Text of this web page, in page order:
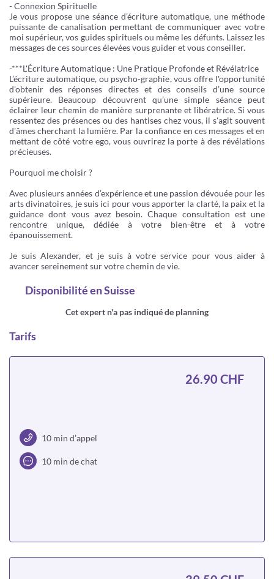
- Connexion Spirituelle
Je vous propose une séance d’écriture automatique, une méthode
puissante de canalisation permettant de communiquer avec votre
moi supérieur, vos guides spirituels ou même les défunts. Laissez les
messages de ces sources élevées vous guider et vous conseiller.
-***L'Écriture Automatique : Une Pratique Profonde et Révélatrice
L’écriture automatique, ou psycho-graphie, vous offre l'opportunité
d'obtenir des réponses directes et des conseils d’une source
supérieure. Beaucoup découvrent qu’une simple séance peut
éclairer leur chemin de manière surprenante et libératrice. Si vous
ressentez des présences ou des hantises chez vous, il s'agit souvent
d'âmes cherchant la lumière. Par la confiance en ces messages et en
mettant de côté votre ego, vous ouvrirez la porte à des révélations
précieuses.
Pourquoi me choisir ?
Avec plusieurs années d’expérience et une passion dévouée pour les
arts divinatoires, je suis ici pour vous apporter la clarté, la paix et la
guidance dont vous avez besoin. Chaque consultation est une
rencontre unique, dédiée à votre bien-être et à votre
épanouissement.
Je suis Alexander, et je suis à votre service pour vous aider à
avancer sereinement sur votre chemin de vie.
Disponibilitéen Suisse
Cet expert n'a pas indiqué de planning
Tarifs
10 min d’appel
10 min de chat
26.90 CHF